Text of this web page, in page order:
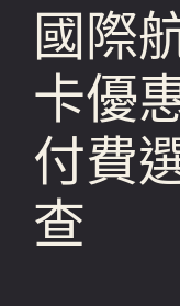
國際
卡優
付費
查